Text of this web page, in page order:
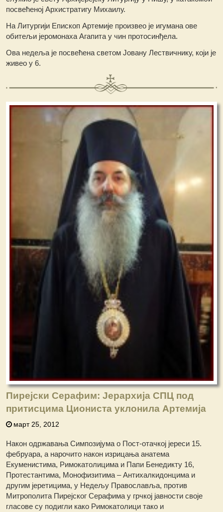
посвећеној Архистратигу Михаилу.
На Литургији Епископ Артемије произвео је игумана ове
обитељи јеромонаха Агапита у чин протосинђела.
Ова недеља је посвећена светом Јовану Лествичнику, који је
живео у 6.
Пирејски Серафим: Јерархија СПЦ под
притисцима Циониста уклонила Артемија
март 25, 2012
Након одржавања Симпозијума о Пост-отачкој јереси 15.
фебруара, а нарочито након изрицања анатема
Екуменистима, Римокатолицима и Папи Бенедикту 16,
Протестантима, Монофизитима – Антихалкидонцима и
другим јеретицима, у Недељу Православља, против
Митрополита Пирејског Серафима у грчкој јавности своје
гласове су подигли како Римокатолици тако и